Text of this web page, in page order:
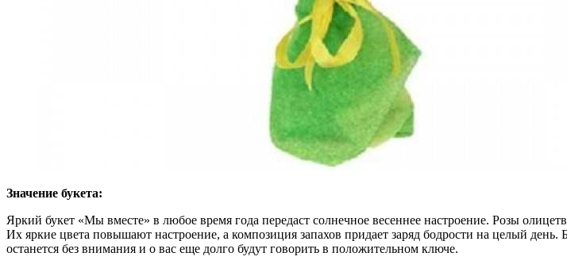
Значение букета:
Яркий букет «Мы вместе» в любое время года передаст солнечное весеннее настроение. Розы
Их яркие цвета повышают настроение, а композиция запахов придает заряд бодрости на целый
останется без внимания и о вас еще долго будут говорить в положительном ключе.